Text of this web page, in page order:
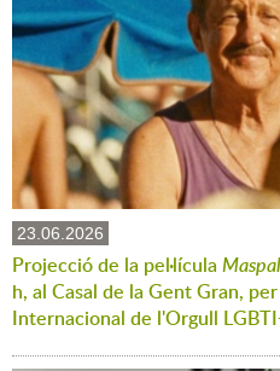
23.06.2026
Projecció de la pel·lícula
h, al Casal de la Gent Gran,
Internacional de l'Orgull